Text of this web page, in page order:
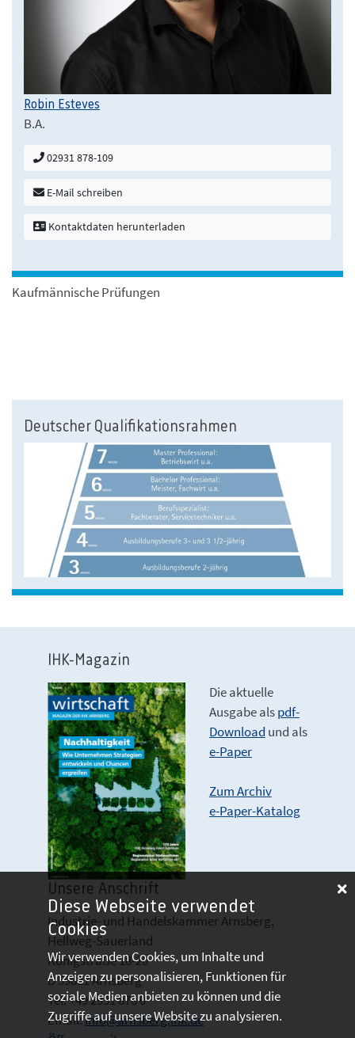
Robin Esteves
B.A.
02931 878-109
E-Mail schreiben
Kontaktdaten herunterladen
Kaufmännische Prüfungen
Deutscher Qualifikationsrahmen
IHK-Magazin
Die aktuelle
Ausgabe alspdf-
Download und als
e-Paper
Zum Archiv
e-Paper-Katalog
Unsere Anschrift
Industrie- und Handelskammer Arnsberg,
Hellweg-Sauerland
Königstraße 18-20
D 59821 Arnsberg
Tel: +49 2931 878 0
Email:info@arnsberg.ihk.de
Diese Webseite verwendet
Cookies
Wir verwenden Cookies, um Inhalte und
Anzeigen zu personalisieren, Funktionen für
soziale Medien anbieten zu können und die
Zugriffe auf unsere Website zu analysieren.